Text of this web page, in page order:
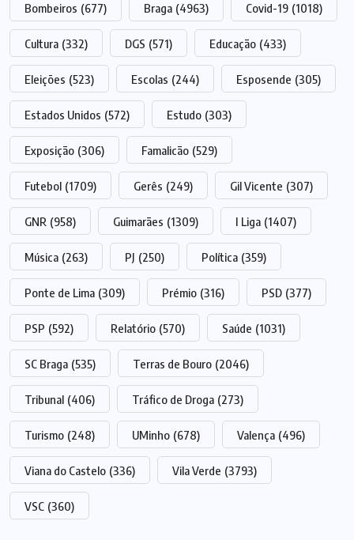
Bombeiros (677) Braga (4963) Covid-19 (1018)
Cultura (332) DGS (571) Educação (433)
Eleições (523) Escolas (244) Esposende (305)
Estados Unidos (572) Estudo (303)
Exposição (306) Famalicão (529)
Futebol (1709) Gerês (249) Gil Vicente (307)
GNR (958) Guimarães (1309) I Liga (1407)
Música (263) PJ (250) Política (359)
Ponte de Lima (309) Prémio (316) PSD (377)
PSP (592) Relatório (570) Saúde (1031)
SC Braga (535) Terras de Bouro (2046)
Tribunal (406) Tráfico de Droga (273)
Turismo (248) UMinho (678) Valença (496)
Viana do Castelo (336) Vila Verde (3793)
VSC (360)